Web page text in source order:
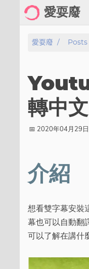
愛耍廢
Home
Posts
Archive
Photo
分類
愛耍廢 Posts
轉中文
📅 2020年04月29日
介紹
想看雙字幕安裝
幕也可以自動翻
可以了解在講什